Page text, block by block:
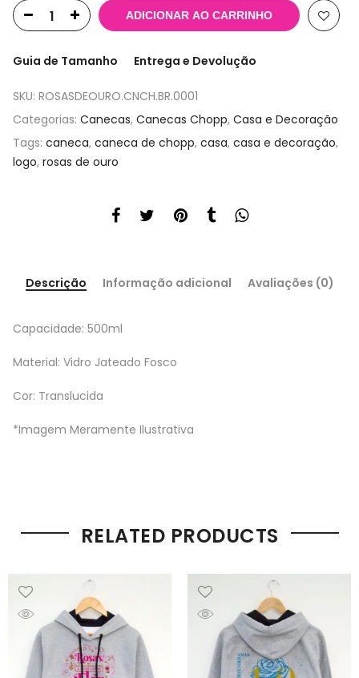
ADICIONAR AO CARRINHO
Guia de Tamanho Entrega e Devolução
SKU: ROSASDEOURO.CNCH.BR.0001
Categorias: Canecas, Canecas Chopp, Casa e Decoração
Tags: caneca, caneca de chopp, casa, casa e decoração,
logo, rosas de ouro
Descrição Informação adicional Avaliações (0)
Capacidade: 500ml
Material: Vidro Jateado Fosco
Cor: Translucida
*Imagem Meramente Ilustrativa
RELATED PRODUCTS